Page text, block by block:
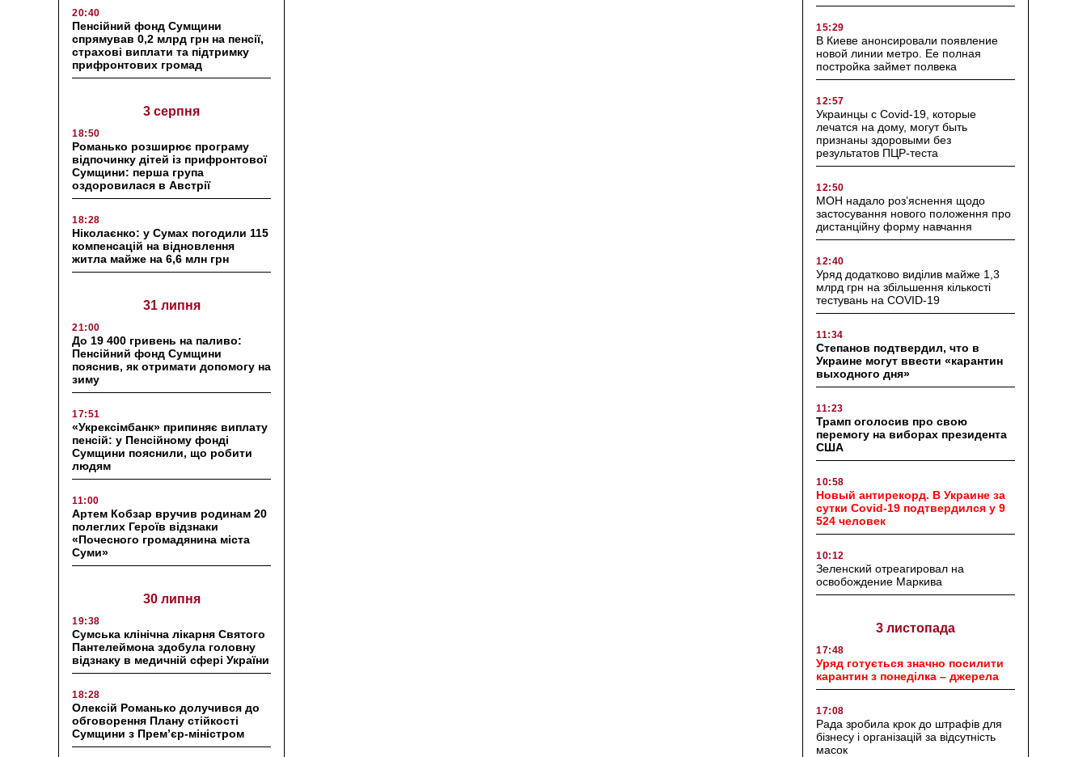
20:40
Пенсійний фонд Сумщини
спрямував 0,2 млрд грн на пенсії,
страхові виплати та підтримку
прифронтових громад
3 серпня
18:50
Романько розширює програму
відпочинку дітей із прифронтової
Сумщини: перша група
оздоровилася в Австрії
18:28
Ніколаєнко: у Сумах погодили 115
компенсацій на відновлення
житла майже на 6,6 млн грн
31 липня
21:00
До 19 400 гривень на паливо:
Пенсійний фонд Сумщини
пояснив, як отримати допомогу на
зиму
17:51
«Укрексімбанк» припиняє виплату
пенсій: у Пенсійному фонді
Сумщини пояснили, що робити
людям
11:00
Артем Кобзар вручив родинам 20
полеглих Героїв відзнаки
«Почесного громадянина міста
Суми»
30 липня
19:38
Сумська клінічна лікарня Святого
Пантелеймона здобула головну
відзнаку в медичній сфері України
18:28
Олексій Романько долучився до
обговорення Плану стійкості
Сумщини з Прем’єр-міністром
15:29
В Киеве анонсировали появление
новой линии метро. Ее полная
постройка займет полвека
12:57
Украинцы с Covid-19, которые
лечатся на дому, могут быть
признаны здоровыми без
результатов ПЦР-теста
12:50
МОН надало роз’яснення щодо
застосування нового положення про
дистанційну форму навчання
12:40
Уряд додатково виділив майже 1,3
млрд грн на збільшення кількості
тестувань на COVID-19
11:34
Степанов подтвердил, что в
Украине могут ввести «карантин
выходного дня»
11:23
Трамп оголосив про свою
перемогу на виборах президента
США
10:58
Новый антирекорд. В Украине за
сутки Covid-19 подтвердился у 9
524 человек
10:12
Зеленский отреагировал на
освобождение Маркива
3 листопада
17:48
Уряд готується значно посилити
карантин з понеділка – джерела
17:08
Рада зробила крок до штрафів для
бізнесу і організацій за відсутність
масок